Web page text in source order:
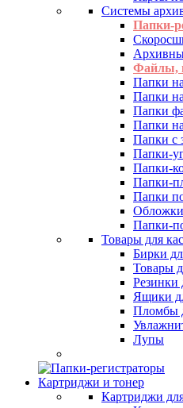
Системы
Папки-
Файлы,
Папки
Папки
Папки
Папки
Папки с
Папки-
Папки-
Папки-
Папки
Папки-
Товары для
Бирки
Товары
Резинки
Ящики
Пломбы
Лупы
Картриджи и тонер
Картриджи